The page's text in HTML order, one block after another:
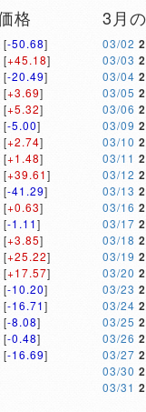
格
[-50.68]
[+45.18]
[-20.49]
[+3.69]
[+5.32]
[-5.00]
[+2.74]
[+1.48]
[+39.61]
[-41.29]
[+0.63]
[-1.11]
[+3.85]
[+25.22]
[+17.57]
[-10.20]
[-16.71]
[-8.08]
[-0.48]
[-16.69]
3月
03/02
03/03
03/04
03/05
03/06
03/09
03/10
03/11
03/12
03/13
03/16
03/17
03/18
03/19
03/20
03/23
03/24
03/25
03/26
03/27
03/30
03/31